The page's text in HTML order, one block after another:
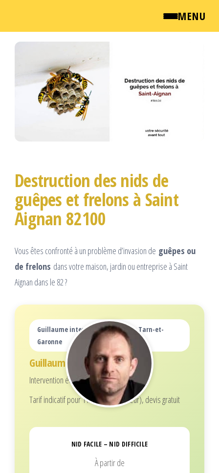
MENU
QUI SOMMES NOUS ?
NEWSROOM
TARIFS
Passer
Destruction des nids de
guêpes et frelons à Saint
Aignan 82100
Vous êtes confronté à un problème d’invasion de guêpes ou
de frelons dans votre maison, jardin ou entreprise à Saint
Aignan dans le 82 ?
Guillaume intervient dans tout le Tarn-et-
Garonne
Guillaume
Intervention écoresponsable
Tarif indicatif pour 1 nid (selon hauteur), devis gratuit
NID FACILE – NID DIFFICILE
À partir de